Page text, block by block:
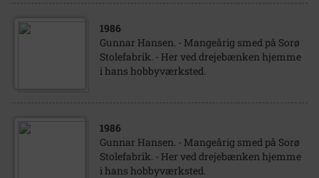
1986
Gunnar Hansen. - Mangeårig smed på Sorø
Stolefabrik. - Her ved drejebænken hjemme
i hans hobbyværksted.
1986
Gunnar Hansen. - Mangeårig smed på Sorø
Stolefabrik. - Her ved drejebænken hjemme
i hans hobbyværksted.